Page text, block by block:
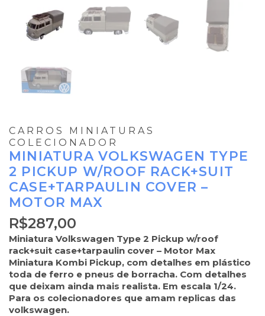
CARROS MINIATURAS
COLECIONADOR
MINIATURA VOLKSWAGEN TYPE
2 PICKUP W/ROOF RACK+SUIT
CASE+TARPAULIN COVER –
MOTOR MAX
R$287,00
Miniatura Volkswagen Type 2 Pickup w/roof
rack+suit case+tarpaulin cover – Motor Max
Miniatura Kombi Pickup, com detalhes em plástico
toda de ferro e pneus de borracha. Com detalhes
que deixam ainda mais realista. Em escala 1/24.
Para os colecionadores que amam replicas das
volkswagen.